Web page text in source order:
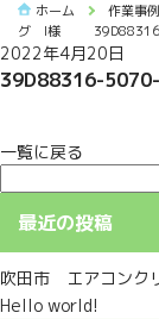
ホーム 作業事例
グ I様
2022年4月20日
39D88316-
一覧に戻る
索:
最近の投稿
吹田市 エアコンク
Hello world!